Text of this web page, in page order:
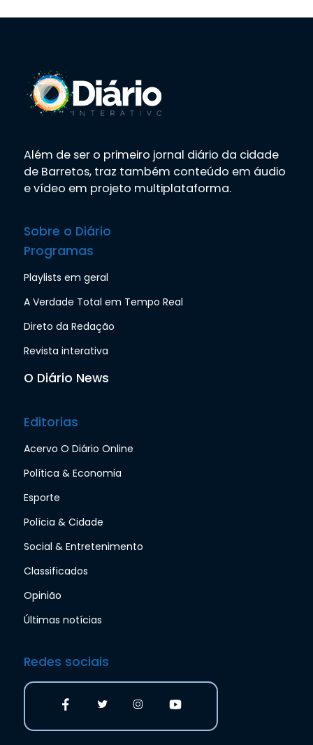
Além de ser o primeiro jornal diário da cidade
de Barretos, traz também conteúdo em áudio
e vídeo em projeto multiplataforma.
Sobre o Diário
Programas
Playlists em geral
A Verdade Total em Tempo Real
Direto da Redação
Revista interativa
O Diário News
Editorias
Acervo O Diário Online
Política & Economia
Esporte
Polícia & Cidade
Social & Entretenimento
Classificados
Opinião
Últimas notícias
Redes sociais